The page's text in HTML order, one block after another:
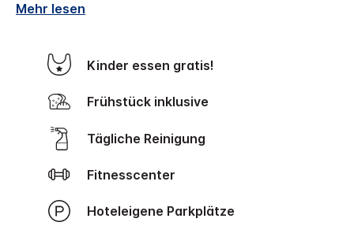
Mehr lesen
Kinder essen gratis!
Frühstück inklusive
Tägliche Reinigung
Fitnesscenter
Hoteleigene Parkplätze